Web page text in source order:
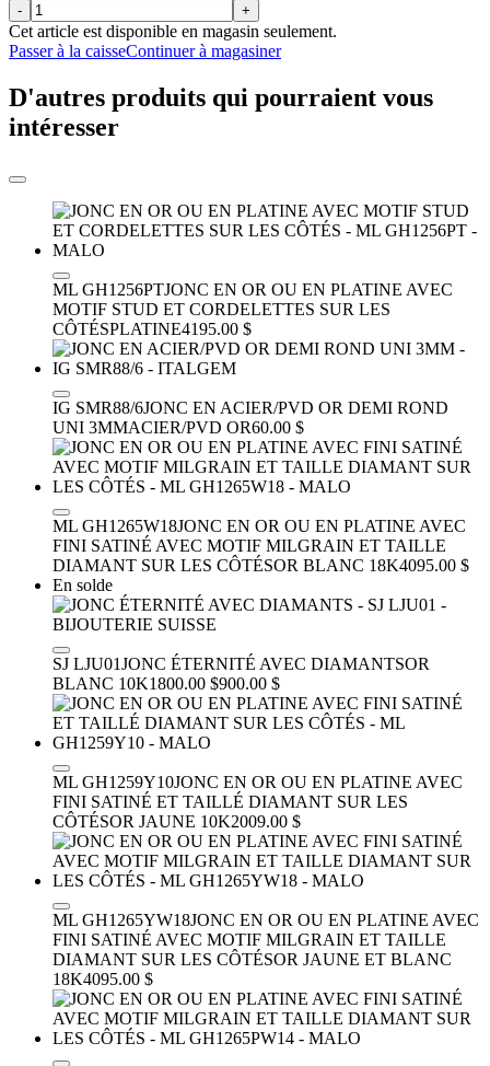
- +
Cet article est disponible en magasin seulement.
Passer à la caisseContinuer à magasiner
D'autres produits qui pourraient vous
intéresser
ML GH1256PTJONC EN OR OU EN PLATINE AVEC
MOTIF STUD ET CORDELETTES SUR LES
CÔTÉSPLATINE4195.00 $
IG SMR88/6JONC EN ACIER/PVD OR DEMI ROND
UNI 3MMACIER/PVD OR60.00 $
ML GH1265W18JONC EN OR OU EN PLATINE AVEC
FINI SATINÉ AVEC MOTIF MILGRAIN ET TAILLE
DIAMANT SUR LES CÔTÉSOR BLANC 18K4095.00 $
En solde
SJ LJU01JONC ÉTERNITÉ AVEC DIAMANTSOR
BLANC 10K1800.00 $900.00 $
ML GH1259Y10JONC EN OR OU EN PLATINE AVEC
FINI SATINÉ ET TAILLÉ DIAMANT SUR LES
CÔTÉSOR JAUNE 10K2009.00 $
ML GH1265YW18JONC EN OR OU EN PLATINE AVEC
FINI SATINÉ AVEC MOTIF MILGRAIN ET TAILLE
DIAMANT SUR LES CÔTÉSOR JAUNE ET BLANC
18K4095.00 $